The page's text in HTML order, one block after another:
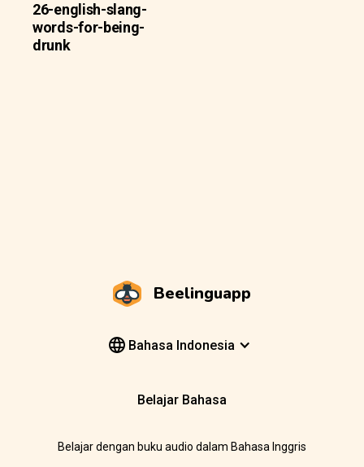
26-english-slang-
words-for-being-
drunk
Beelinguapp
Bahasa Indonesia
Belajar Bahasa
Belajar dengan buku audio dalam Bahasa Inggris